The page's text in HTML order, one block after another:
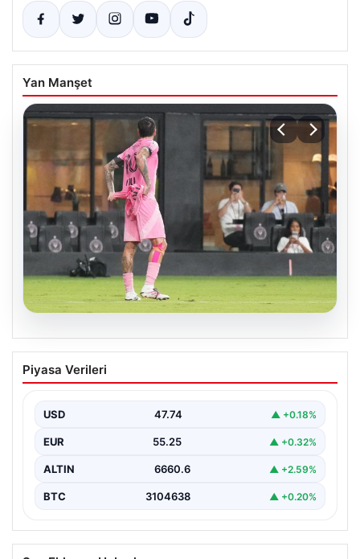
Yan Manşet
09.08.2026
Rodrigo De Paul’den Duygusal Gol
Sevinci: Messi’ye Anlamlı Jest
ardından sergilediği hareketle takım arkadaşı Lionel
Messi'ye…
Piyasa Verileri
USD 47.74 ▲ +0.18%
EUR 55.25 ▲ +0.32%
ALTIN 6660.6 ▲ +2.59%
BTC 3104638 ▲ +0.20%